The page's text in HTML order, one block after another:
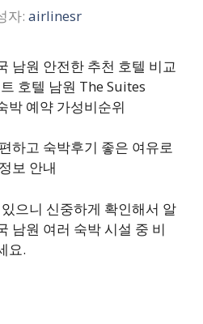
자: airlinesr
남원 안전한 추천 호텔 비교
호텔 남원 The Suites
예약 가성비순위
하고 숙박후기 좋은 여유로
보 안내
으니 신중하게 확인해서 알
남원 여러 숙박 시설 중 비
요.